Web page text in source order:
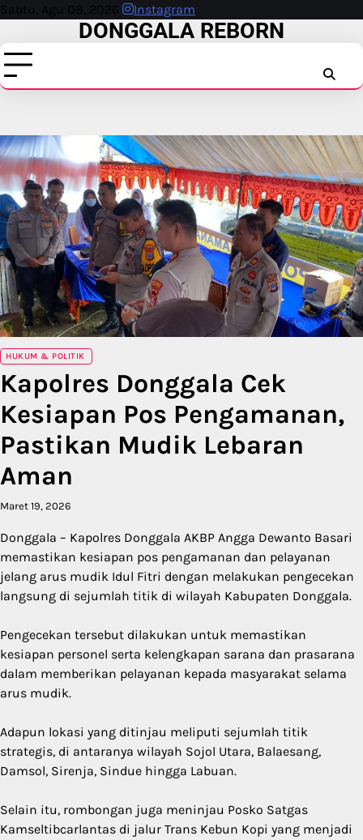
Skip
content
Sabtu, Agu 08, 2026 Instagram
DONGGALA REBORN
HUKUM & POLITIK
Kapolres Donggala Cek
Kesiapan Pos Pengamanan,
Pastikan Mudik Lebaran
Aman
Maret 19, 2026
Donggala – Kapolres Donggala AKBP Angga Dewanto Basari
memastikan kesiapan pos pengamanan dan pelayanan
jelang arus mudik Idul Fitri dengan melakukan pengecekan
langsung di sejumlah titik di wilayah Kabupaten Donggala.
Pengecekan tersebut dilakukan untuk memastikan
kesiapan personel serta kelengkapan sarana dan prasarana
dalam memberikan pelayanan kepada masyarakat selama
arus mudik.
Adapun lokasi yang ditinjau meliputi sejumlah titik
strategis, di antaranya wilayah Sojol Utara, Balaesang,
Damsol, Sirenja, Sindue hingga Labuan.
Selain itu, rombongan juga meninjau Posko Satgas
Kamseltibcarlantas di jalur Trans Kebun Kopi yang menjadi